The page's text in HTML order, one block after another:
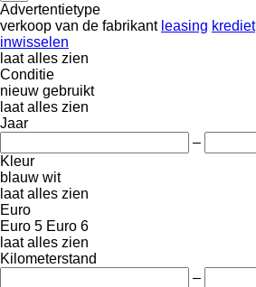
Advertentietype
verkoop van de fabrikant leasing krediet
inwisselen
laat alles zien
Conditie
nieuw gebruikt
laat alles zien
Jaar
–
Kleur
blauw wit
laat alles zien
Euro
Euro 5 Euro 6
laat alles zien
Kilometerstand
–